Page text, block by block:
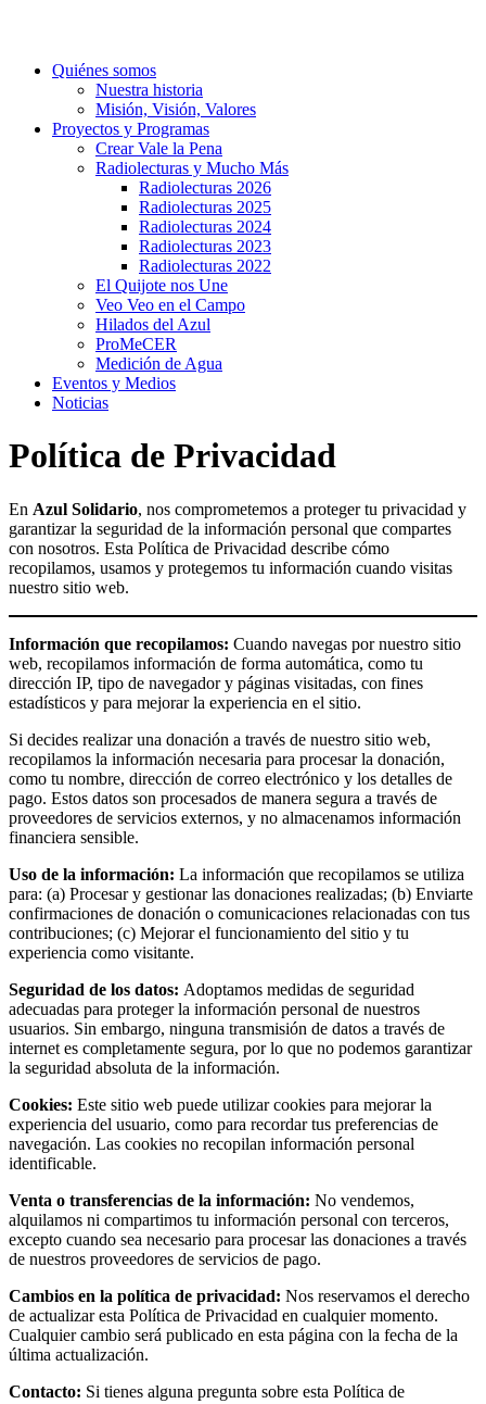
Quiénes somos
Nuestra historia
Misión, Visión, Valores
Proyectos y Programas
Crear Vale la Pena
Radiolecturas y Mucho Más
Radiolecturas 2026
Radiolecturas 2025
Radiolecturas 2024
Radiolecturas 2023
Radiolecturas 2022
El Quijote nos Une
Veo Veo en el Campo
Hilados del Azul
ProMeCER
Medición de Agua
Eventos y Medios
Noticias
Política de Privacidad
En Azul Solidario, nos comprometemos a proteger tu privacidad y
garantizar la seguridad de la información personal que compartes
con nosotros. Esta Política de Privacidad describe cómo
recopilamos, usamos y protegemos tu información cuando visitas
nuestro sitio web.
Información que recopilamos: Cuando navegas por nuestro sitio
web, recopilamos información de forma automática, como tu
dirección IP, tipo de navegador y páginas visitadas, con fines
estadísticos y para mejorar la experiencia en el sitio.
Si decides realizar una donación a través de nuestro sitio web,
recopilamos la información necesaria para procesar la donación,
como tu nombre, dirección de correo electrónico y los detalles de
pago. Estos datos son procesados de manera segura a través de
proveedores de servicios externos, y no almacenamos información
financiera sensible.
Uso de la información: La información que recopilamos se utiliza
para: (a) Procesar y gestionar las donaciones realizadas; (b) Enviarte
confirmaciones de donación o comunicaciones relacionadas con tus
contribuciones; (c) Mejorar el funcionamiento del sitio y tu
experiencia como visitante.
Seguridad de los datos: Adoptamos medidas de seguridad
adecuadas para proteger la información personal de nuestros
usuarios. Sin embargo, ninguna transmisión de datos a través de
internet es completamente segura, por lo que no podemos garantizar
la seguridad absoluta de la información.
Cookies: Este sitio web puede utilizar cookies para mejorar la
experiencia del usuario, como para recordar tus preferencias de
navegación. Las cookies no recopilan información personal
identificable.
Venta o transferencias de la información: No vendemos,
alquilamos ni compartimos tu información personal con terceros,
excepto cuando sea necesario para procesar las donaciones a través
de nuestros proveedores de servicios de pago.
Cambios en la política de privacidad: Nos reservamos el derecho
de actualizar esta Política de Privacidad en cualquier momento.
Cualquier cambio será publicado en esta página con la fecha de la
última actualización.
Contacto: Si tienes alguna pregunta sobre esta Política de